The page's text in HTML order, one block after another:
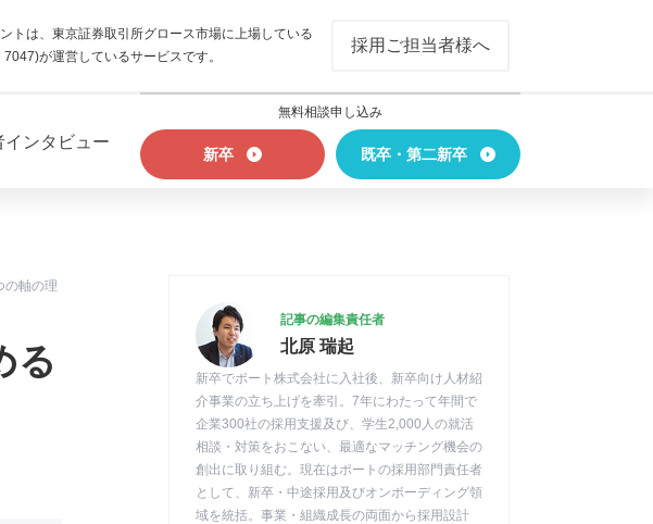
トは、東京証券取引所グロース市場に上場している
が運営しているサービスです。
採用ご担当者様へ
インタビュー
無料相談申し込み
新卒 既卒・第二新卒
の軸の理
る
記事の編集責任者
北原 瑞起
新卒でポート株式会社に入社後、新卒向け人材紹
介事業の立ち上げを牽引。7年にわたって年間で
企業300社の採用支援及び、学生2,000人の就活
相談・対策をおこない、最適なマッチング機会の
創出に取り組む。現在はポートの採用部門責任者
として、新卒・中途採用及びオンボーディング領
域を統括。事業・組織成長の両面から採用設計